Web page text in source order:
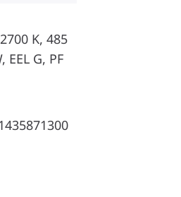
K, 485
G, PF